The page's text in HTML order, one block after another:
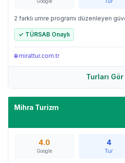
2 farklı umre programı düzenleyen
✓ TÜRSAB Onaylı
🌐mirattur.com.tr
Turları
Mihra Turizm
4.0
Google
4
Tur